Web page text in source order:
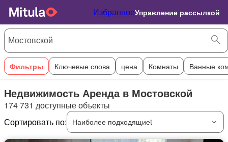
ИзбранноеУправление рассылкой
Фильтры Ключевые слова цена Комнаты Ванные
Недвижимость Аренда в Мостовской
174 731 доступные объекты
Сортировать по:
Наиболее подходящиеt